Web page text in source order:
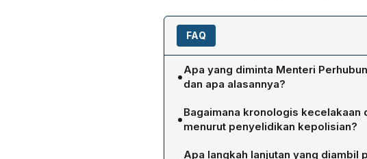
FAQ
•Apa yang diminta Menteri
dan apa alasannya?
Menteri Perhubungan Budi Karya
sehingga tidak semua kendaraan
lebih mudah diatur dan angka
tahun ini berbeda dengan tahun lalu.
•Bagaimana kronologis kecelakaan
menurut penyelidikan kepolisian?
Menurut Kapolres Karawang, mobil
Apa langkah lanjutan yang diambil